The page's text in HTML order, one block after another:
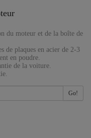
du moteur et de la boîte de
de plaques en acier de 2-3
en poudre.
de la voiture.
Go!